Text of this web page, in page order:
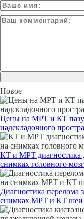
Новое
Цены на МРТ и КТ
надскладочного
КТ и МРТ диагностика
снимках головного
Диагностика перелома
снимках МРТ и КТ шеи